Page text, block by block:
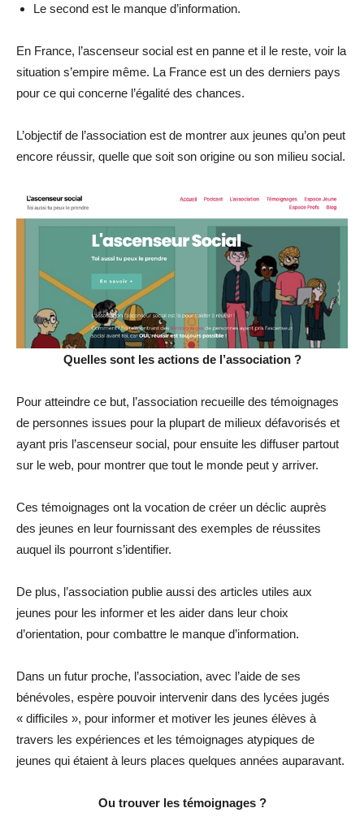
Le second est le manque d’information.
En France, l’ascenseur social est en panne et il le reste, voir la
situation s’empire même. La France est un des derniers pays
pour ce qui concerne l’égalité des chances.
L’objectif de l’association est de montrer aux jeunes qu’on peut
encore réussir, quelle que soit son origine ou son milieu social.
Quelles sont les actions de l’association ?
Pour atteindre ce but, l’association recueille des témoignages
de personnes issues pour la plupart de milieux défavorisés et
ayant pris l’ascenseur social, pour ensuite les diffuser partout
sur le web, pour montrer que tout le monde peut y arriver.
Ces témoignages ont la vocation de créer un déclic auprès
des jeunes en leur fournissant des exemples de réussites
auquel ils pourront s’identifier.
De plus, l’association publie aussi des articles utiles aux
jeunes pour les informer et les aider dans leur choix
d’orientation, pour combattre le manque d’information.
Dans un futur proche, l’association, avec l’aide de ses
bénévoles, espère pouvoir intervenir dans des lycées jugés
« difficiles », pour informer et motiver les jeunes élèves à
travers les expériences et les témoignages atypiques de
jeunes qui étaient à leurs places quelques années auparavant.
Ou trouver les témoignages ?